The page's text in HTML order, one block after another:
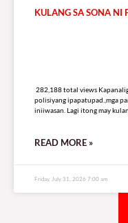
KULANG SA SONA NI
282,188 total views
polisiyang ipapatupad.,mga
iniiwasan. Lagi itong may
READ MORE »
Friday, July 31, 2026 7:00 am